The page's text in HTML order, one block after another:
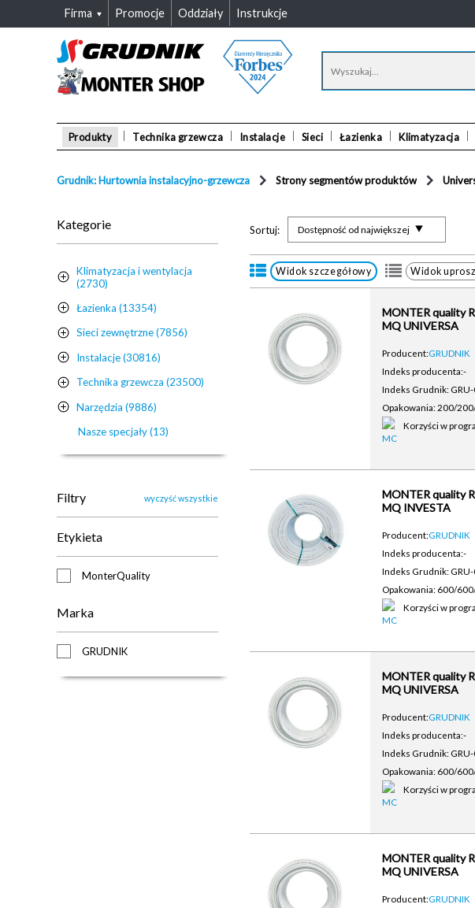
Firma Promocje Oddziały Instrukcje
Produkty Technika grzewcza Instalacje Sieci Łazienka Klimatyzacja
Grudnik: Hurtownia instalacyjno-grzewcza Strony segmentów produktów
Kategorie
Klimatyzacja i wentylacja
(2730)
Łazienka (13354)
Sieci zewnętrzne (7856)
Instalacje (30816)
Technika grzewcza (23500)
Narzędzia (9886)
Nasze specjały (13)
Filtry wyczyść wszystkie
Etykieta
MonterQuality
Marka
GRUDNIK
Sortuj: Dostępność od największej
Widok szczegółowy Widok
MONTER quality
MQ UNIVERSA
Producent:GRUDNIK
Indeks producenta:-
Indeks Grudnik:
Opakowania: 200/
Korzyści w
MONTER quality
MQ INVESTA
Producent:GRUDNIK
Indeks producenta:-
Indeks Grudnik:
Opakowania: 600/
Korzyści w
MONTER quality
MQ UNIVERSA
Producent:GRUDNIK
Indeks producenta:-
Indeks Grudnik:
Opakowania: 600/
Korzyści w
MONTER quality
MQ UNIVERSA
Producent:GRUDNIK